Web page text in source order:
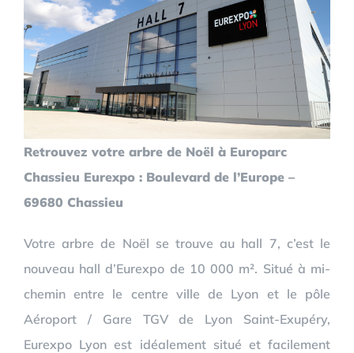
Retrouvez votre arbre de Noël à Europarc
Chassieu Eurexpo : Boulevard de l’Europe –
69680 Chassieu
Votre arbre de Noël se trouve au hall 7, c’est le
nouveau hall d’Eurexpo de 10 000 m². Situé à mi-
chemin entre le centre ville de Lyon et le pôle
Aéroport / Gare TGV de Lyon Saint-Exupéry,
Eurexpo Lyon est idéalement situé et facilement